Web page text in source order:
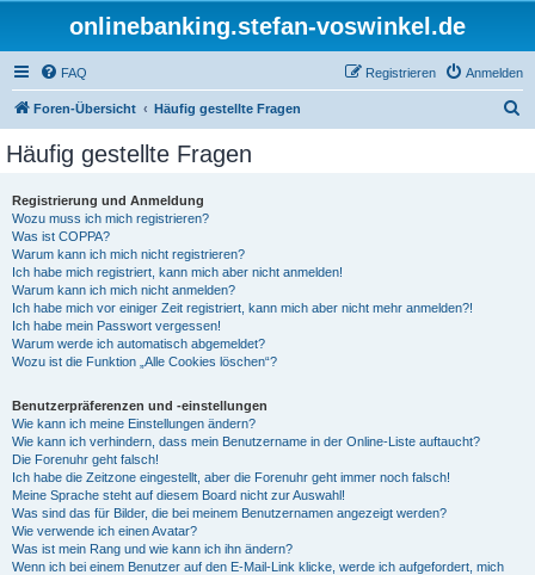
onlinebanking.stefan-voswinkel.de
FAQ Anmelden
Registrieren
Foren-Übersicht Häufig gestellte Fragen
Häufig gestellte Fragen
Registrierung und Anmeldung
Wozu muss ich mich registrieren?
Was ist COPPA?
Warum kann ich mich nicht registrieren?
Ich habe mich registriert, kann mich aber nicht anmelden!
Warum kann ich mich nicht anmelden?
Ich habe mich vor einiger Zeit registriert, kann mich aber nicht mehr anmelden?!
Ich habe mein Passwort vergessen!
Warum werde ich automatisch abgemeldet?
Wozu ist die Funktion „Alle Cookies löschen“?
Benutzerpräferenzen und -einstellungen
Wie kann ich meine Einstellungen ändern?
Wie kann ich verhindern, dass mein Benutzername in der Online-Liste auftaucht?
Die Forenuhr geht falsch!
Ich habe die Zeitzone eingestellt, aber die Forenuhr geht immer noch falsch!
Meine Sprache steht auf diesem Board nicht zur Auswahl!
Was sind das für Bilder, die bei meinem Benutzernamen angezeigt werden?
Wie verwende ich einen Avatar?
Was ist mein Rang und wie kann ich ihn ändern?
Wenn ich bei einem Benutzer auf den E-Mail-Link klicke, werde ich aufgefordert, mich